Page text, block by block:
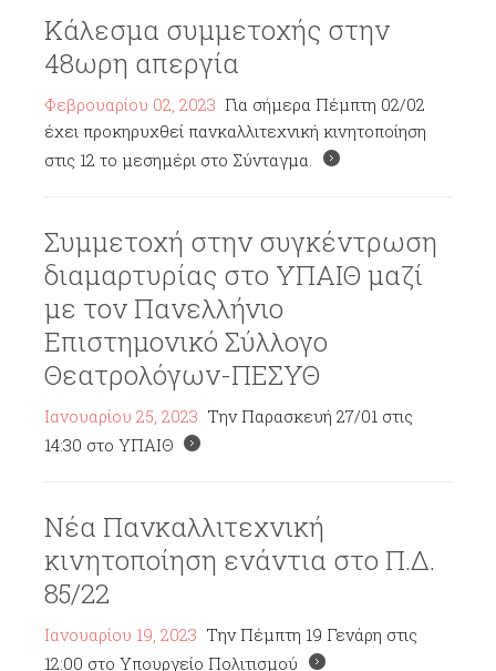
Κάλεσμα συμμετοχής στην
48ωρη απεργία
Φεβρουαρίου 02, 2023 Για σήμερα Πέμπτη 02/02
έχει προκηρυχθεί πανκαλλιτεχνική κινητοποίηση
στις 12 το μεσημέρι στο Σύνταγμα.
Συμμετοχή στην συγκέντρωση
διαμαρτυρίας στο ΥΠΑΙΘ μαζί
με τον Πανελλήνιο
Επιστημονικό Σύλλογο
Θεατρολόγων-ΠΕΣΥΘ
Ιανουαρίου 25, 2023 Την Παρασκευή 27/01 στις
14:30 στο ΥΠΑΙΘ
Νέα Πανκαλλιτεχνική
κινητοποίηση ενάντια στο Π.Δ.
85/22
Ιανουαρίου 19, 2023 Την Πέμπτη 19 Γενάρη στις
12:00 στο Υπουργείο Πολιτισμού